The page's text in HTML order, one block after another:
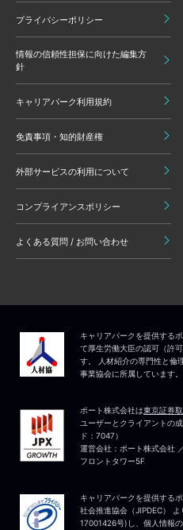
プライバシーポリシー
情報の信頼性担保に向けた編集方
針
キャリアパーク利用規約
免責事項・知的財産権
外部サービスの利用について
コンプライアンスポリシー
よくある質問 / お問い合わせ